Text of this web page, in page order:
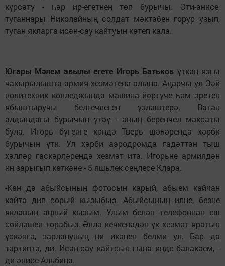
күрсәтү - һәр ир-егетнең төп бурычы. Әти-әнисе,
туганнары Николайның солдат мәктәбен горур узып,
туган якларга исән-сау кайтуын көтеп кала.
Югары Мәлем авылы егете Игорь Батьков үткән язгы
чакырылышта армия хезмәтенә алына. Аңарчы ул Зәй
политехник колледжында машина йөртүче һәм эретеп
ябыштыручы белгечлеген үзләштерә. Ватан
алдындагы бурычын үтәү - аның беренчел максаты
була. Игорь бүгенге көндә Тверь шәһәрендә хәрби
бурычын үти. Ул хәрби аэродромда гадәттән тыш
хәлләр гаскәрләрендә хезмәт итә. Игорьне армиядән
иң зарыгып көткәне - 5 яшьлек сеңлесе Клара.
-Көн дә абыйсының фотосын карый, абыем кайчан
кайта дип сорый кызыбыз. Абыйсының илне, безне
яклавын аңлый кызым. Улым белән телефоннан еш
сөйләшеп торабыз. Әллә кечкенәдән үк хезмәт яратып
үскәнгә, зарлануның ни икәнен белми ул. Бар да
тәртиптә, ди. Исән-сау кайтсын гына инде балакаем, -
ди әнисе Альбина.